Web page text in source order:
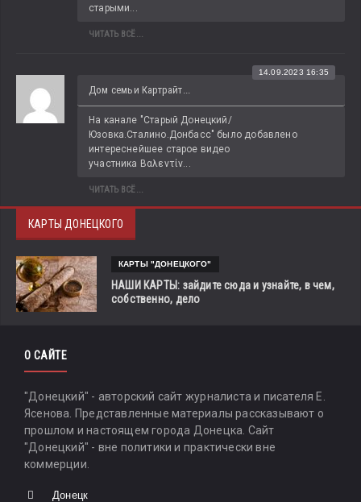
старыми...
ЧИТАТЬ ВСЁ...
Дом семьи Картрайт...
14.09.2023 16:35
На канале "Старый Донецкий/
Юзовка.Сталино.Донбасс" было добавлено
интереснейшее старое видео
участника Βαλεντίν...
ЧИТАТЬ ВСЁ...
КАРТЫ ДОНЕЦКОГО
КАРТЫ "ДОНЕЦКОГО"
НАШИ КАРТЫ: зайдите сюда и узнайте, в чем,
собственно, дело
О САЙТЕ
"Донецкий" - авторский сайт журналиста и писателя Е.
Ясенова. Представленные материалы рассказывают о
прошлом и настоящем города Донецка. Сайт
"Донецкий" - вне политики и практически вне
коммерции.
Донецк